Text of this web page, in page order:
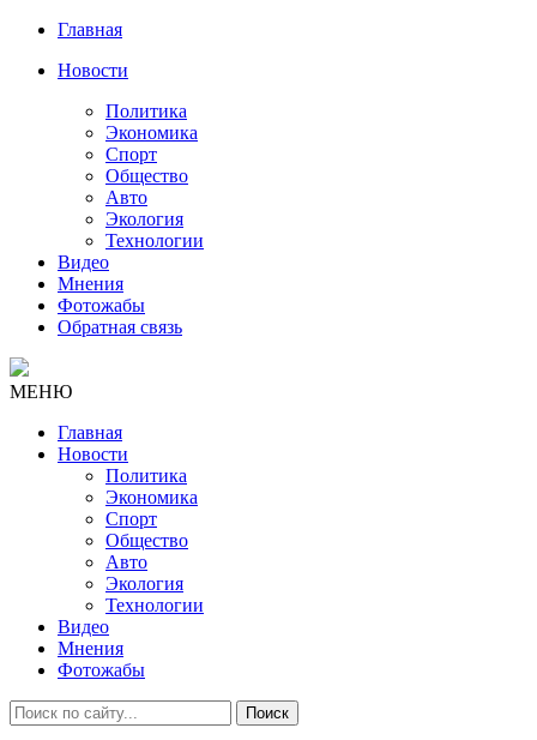
Главная
Новости
Политика
Экономика
Спорт
Общество
Авто
Экология
Технологии
Видео
Мнения
Фотожабы
Обратная связь
МЕНЮ
Главная
Новости
Политика
Экономика
Спорт
Общество
Авто
Экология
Технологии
Видео
Мнения
Фотожабы
Поиск